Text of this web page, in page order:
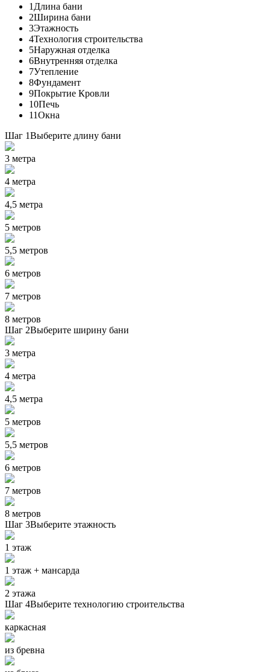
1 Длина бани
2Ширина бани
3Этажность
4Технология строительства
5Наружная отделка
6Внутренняя отделка
7Утепление
8Фундамент
9Покрытие Кровли
10Печь
11Окна
Шаг 1Выберите длину бани
3 метра
4 метра
4,5 метра
5 метров
5,5 метров
6 метров
7 метров
8 метров
Шаг 2Выберите ширину бани
3 метра
4 метра
4,5 метра
5 метров
5,5 метров
6 метров
7 метров
8 метров
Шаг 3Выберите этажность
1 этаж
1 этаж + мансарда
2 этажа
Шаг 4Выберите технологию строительства
каркасная
из бревна